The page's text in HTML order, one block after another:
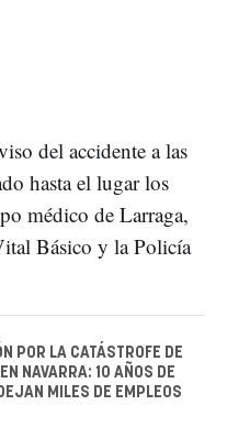
del accidente a las
hasta el lugar los
médico de Larraga,
Básico y la Policía
POR LA CATÁSTROFE DE
NAVARRA: 10 AÑOS DE
MILES DE EMPLEOS